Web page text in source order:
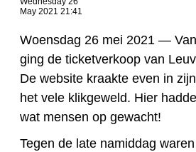
May 2021 21:41
Woensdag 26 mei 2021 —
ging de ticketverkoop van
De website kraakte even in
het vele klikgeweld. Hier
wat mensen op gewacht!
Tegen de late namiddag